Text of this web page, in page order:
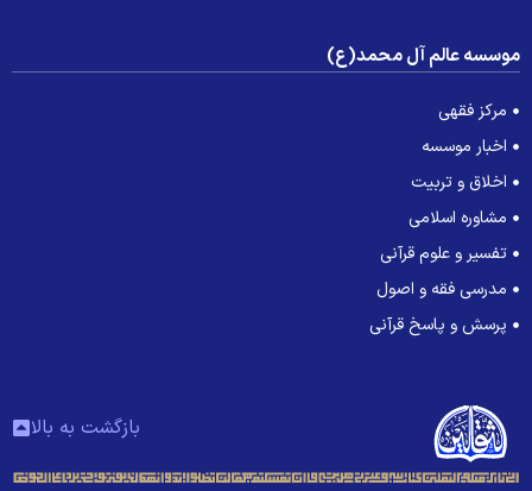
عالم آل محمد(ع)
مرکز فقهی
اخبار موسسه
اخلاق و تربیت
مشاوره اسلامی
تفسیر و علوم قرآنی
مدرسی فقه و اصول
پرسش و پاسخ قرآنی
بازگشت به بالا